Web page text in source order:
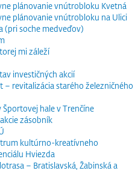
plánovanie vnútrobloku Kvetná
plánovanie vnútrobloku na Ulici
(pri soche medveďov)
mi záleží
investičných akcií
– revitalizácia starého železničného
Športovej hale v Trenčíne
zásobník
kultúrno-kreatívneho
Hviezda
– Bratislavská, Žabinská a